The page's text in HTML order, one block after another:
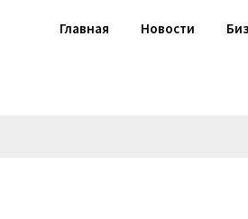
Главная Новости